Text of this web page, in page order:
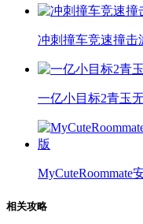
冲刺撞车竞速撞击
一亿小目标2青玉
MyCuteRoommate
相关攻略